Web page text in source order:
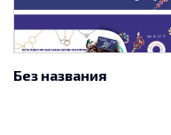
Без названия